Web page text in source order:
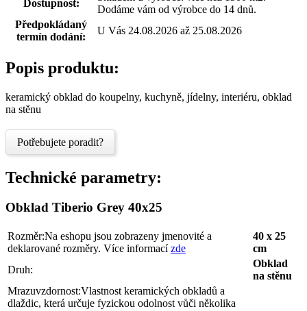
Dostupnost:
Dodáme vám od výrobce do 14 dnů.
Předpokládaný
termín dodání:
U Vás 24.08.2026 až 25.08.2026
Popis produktu:
keramický obklad do koupelny, kuchyně, jídelny, interiéru, obklad
na stěnu
Potřebujete poradit?
Technické parametry:
Obklad Tiberio Grey 40x25
Rozměr:Na eshopu jsou zobrazeny jmenovité a
deklarované rozměry. Více informacízde
40 x 25
cm
Druh:
Obklad
na stěnu
Mrazuvzdornost:Vlastnost keramických obkladů a
dlaždic, která určuje fyzickou odolnost vůči několika